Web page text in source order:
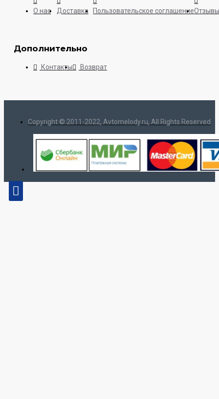
О нас Доставка Пользовательское соглашение
Дополнительно
Контакты Возврат
Copyright © 2011-2022, Avtomelody.ru, All Rights Reserved